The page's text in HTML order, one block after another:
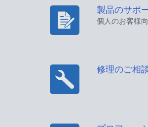
製品のサポ
個人のお客様
修理のご相